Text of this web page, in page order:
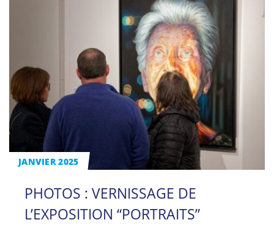
JANVIER 2025
PHOTOS : VERNISSAGE DE
L’EXPOSITION “PORTRAITS”